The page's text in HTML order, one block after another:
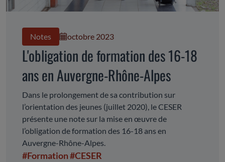
Notes octobre 2023
L'obligation de formation des 16-18
ans en Auvergne-Rhône-Alpes
Dans le prolongement de sa contribution sur
l’orientation des jeunes (juillet 2020), le CESER
présente une note sur la mise en œuvre de
l’obligation de formation des 16-18 ans en
Auvergne-Rhône-Alpes.
#Formation#CESER